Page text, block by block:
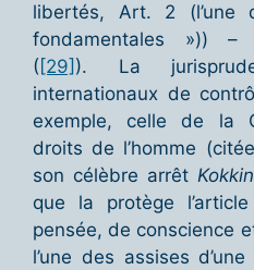
libertés, Art. 2 (l’une
fondamentales »)) –
( [29] ). La
internationaux de
exemple, celle de la
droits de l’homme (citée
son célèbre arrêt
que la protège
pensée, de conscience
l’une des assises